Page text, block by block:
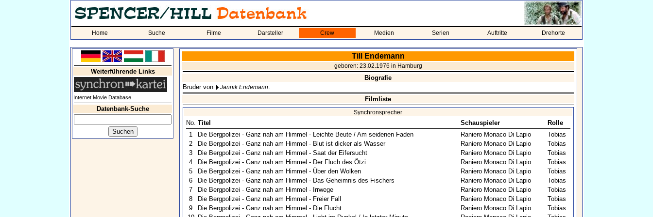
Home Suche Filme Darsteller Crew Medien Serien Auftritte Drehorte
Weiterführende Links
Internet Movie Database
Datenbank-Suche
Till Endemann
geboren: 23.02.1976 in Hamburg
Biografie
Bruder von
Jannik Endemann.
Filmliste
Synchronsprecher
No. Titel Schauspieler
Rolle
1
Die Bergpolizei - Ganz nah am Himmel - Leichte Beute / Am seidenen Faden Raniero Monaco Di Lapio
Tobias
2
Die Bergpolizei - Ganz nah am Himmel - Blut ist dicker als Wasser Raniero Monaco Di Lapio
Tobias
3
Die Bergpolizei - Ganz nah am Himmel - Saat der Eifersucht Raniero Monaco Di Lapio
Tobias
4
Die Bergpolizei - Ganz nah am Himmel - Der Fluch des Ötzi Raniero Monaco Di Lapio
Tobias
5
Die Bergpolizei - Ganz nah am Himmel - Über den Wolken Raniero Monaco Di Lapio
Tobias
6
Die Bergpolizei - Ganz nah am Himmel - Das Geheimnis des Fischers Raniero Monaco Di Lapio
Tobias
7
Die Bergpolizei - Ganz nah am Himmel - Irrwege Raniero Monaco Di Lapio
Tobias
8
Die Bergpolizei - Ganz nah am Himmel - Freier Fall Raniero Monaco Di Lapio
Tobias
9
Die Bergpolizei - Ganz nah am Himmel - Die Flucht Raniero Monaco Di Lapio
Tobias